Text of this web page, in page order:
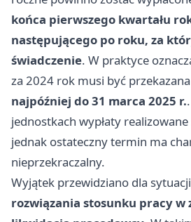
końca pierwszego kwartału
następującego po roku, za
świadczenie. W praktyce
za 2024 rok musi być
najpóźniej do 31 marca 2025 r.
jednostkach wypłaty
jednak ostateczny termin ma
nieprzekraczalny.
Wyjątek przewidziano dla
rozwiązania stosunku pracy w